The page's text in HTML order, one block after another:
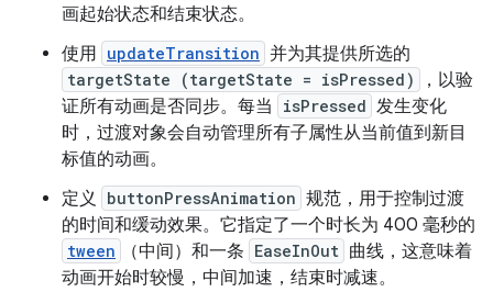
画起始状态和结束状态。
使用 updateTransition 并为其提供所选的
targetState (targetState = isPressed)
，以验
证所有动画是否同步。每当
isPressed 发生变化
时，过渡对象会自动管理所有子属性从当前值到新目
标值的动画。
定义
buttonPressAnimation 规范，用于控制过渡
的时间和缓动效果。它指定了一个时长为 400 毫秒的
tween （中间）和一条 EaseInOut 曲线，这意味着
动画开始时较慢，中间加速，结束时减速。